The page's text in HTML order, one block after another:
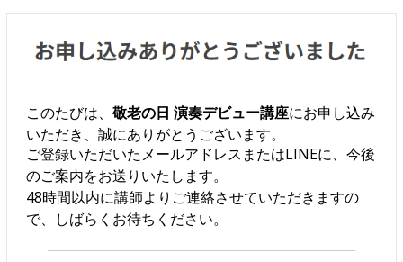
このたびは、 敬老の日 演奏デビュー講座にお申し込み
いただき、誠にありがとうございます。
ご登録いただいたメールアドレスまたはLINEに、今後
のご案内をお送りいたします。
48時間以内に講師よりご連絡させていただきますの
で、しばらくお待ちください。